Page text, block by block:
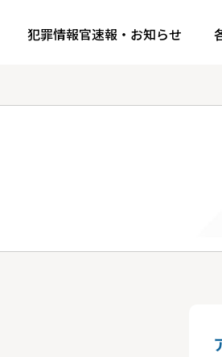
犯罪情報官速報・お知らせ